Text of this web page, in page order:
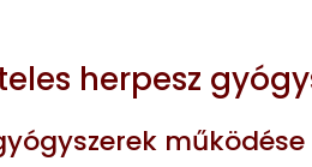
herpesz
működése